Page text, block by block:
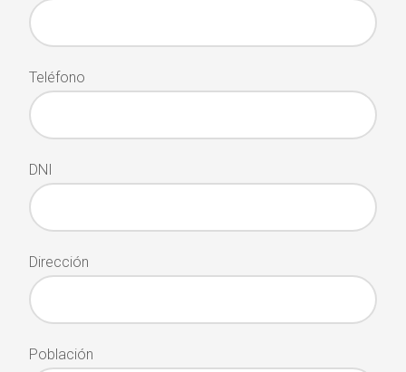
Teléfono
DNI
Dirección
Población